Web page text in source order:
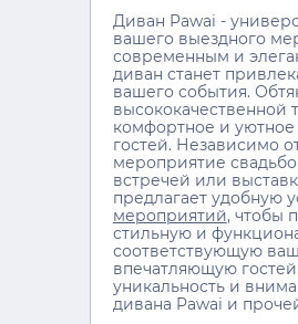
Диван Pawai -
вашего выездного
современным и
диван станет
вашего события.
высококачественной
комфортное и
гостей. Независимо
мероприятие
встречей или
предлагает удобную
мероприятий, чтобы
стильную и
соответствующую
впечатляющую
уникальность и
дивана Pawai и